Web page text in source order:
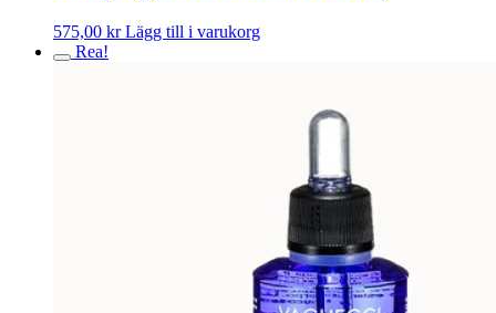
575,00 kr Lägg till i varukorg
Rea!